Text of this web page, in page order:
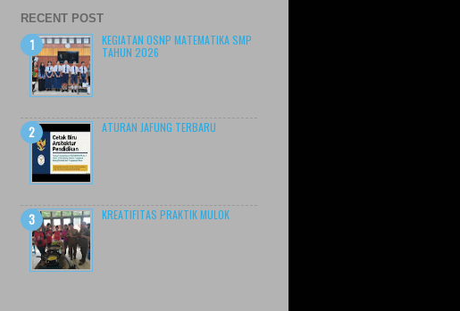
RECENT POST
KEGIATAN OSNP MATEMATIKA SMP
TAHUN 2026
ATURAN JAFUNG TERBARU
KREATIFITAS PRAKTIK MULOK